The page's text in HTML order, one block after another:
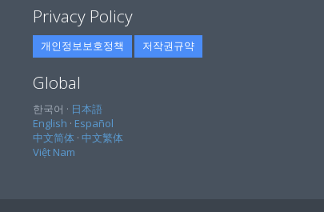
Privacy Policy
개인정보보호정책 저작권규약
Global
한국어 · 日本語
English · Español
中文简体 · 中文繁体
Việt Nam